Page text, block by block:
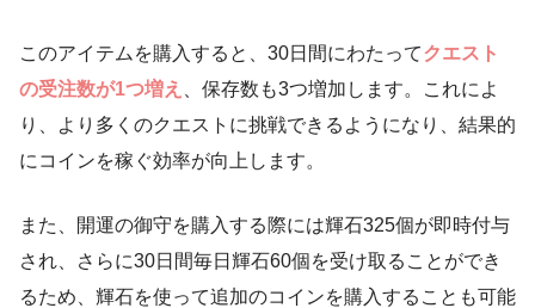
このアイテムを購入すると、30日間にわたってクエスト
の受注数が1つ増え
、保存数も3つ増加します。これによ
り、より多くのクエストに挑戦できるようになり、結果的
にコインを稼ぐ効率が向上します。
また、開運の御守を購入する際には輝石325個が即時付与
され、さらに30日間毎日輝石60個を受け取ることができ
るため、輝石を使って追加のコインを購入することも可能